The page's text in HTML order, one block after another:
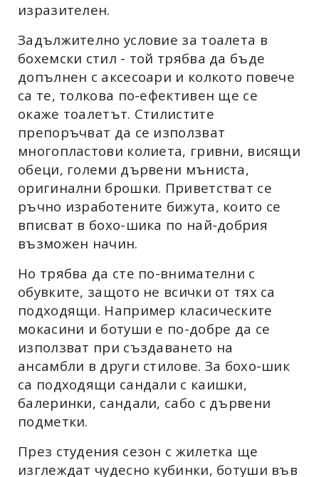
изразителен.
Задължително условие за тоалета в
бохемски стил - той трябва да бъде
допълнен с аксесоари и колкото повече
са те, толкова по-ефективен ще се
окаже тоалетът. Стилистите
препоръчват да се използват
многопластови колиета, гривни, висящи
обеци, големи дървени мъниста,
оригинални брошки. Приветстват се
ръчно изработените бижута, които се
вписват в бохо-шика по най-добрия
възможен начин.
Но трябва да сте по-внимателни с
обувките, защото не всички от тях са
подходящи. Например класическите
мокасини и ботуши е по-добре да се
използват при създаването на
ансамбли в други стилове. За бохо-шик
са подходящи сандали с каишки,
балеринки, сандали, сабо с дървени
подметки.
През студения сезон с жилетка ще
изглеждат чудесно кубинки, ботуши във